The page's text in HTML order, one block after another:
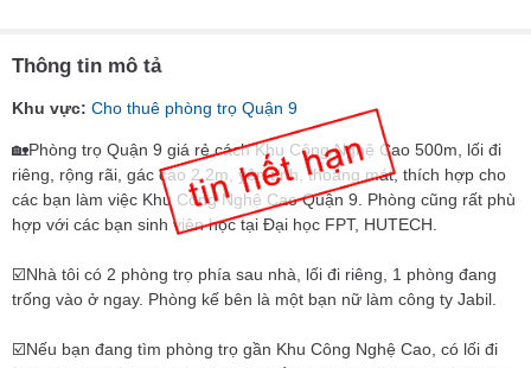
Thông tin mô tả
Khu vực: Cho thuê phòng trọ Quận 9
🏡Phòng trọ Quận 9 giá rẻ cách Khu Công Nghệ Cao 500m, lối đi
riêng, rộng rãi, gác cao 2,2m, yên tĩnh, thoáng mát, thích hợp cho
các bạn làm việc Khu Công Nghệ Cao Quận 9. Phòng cũng rất phù
hợp với các bạn sinh viên học tại Đại học FPT, HUTECH.
☑️Nhà tôi có 2 phòng trọ phía sau nhà, lối đi riêng, 1 phòng đang
trống vào ở ngay. Phòng kế bên là một bạn nữ làm công ty Jabil.
☑️Nếu bạn đang tìm phòng trọ gần Khu Công Nghệ Cao, có lối đi